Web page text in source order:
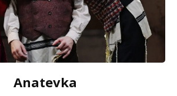
Anatevka